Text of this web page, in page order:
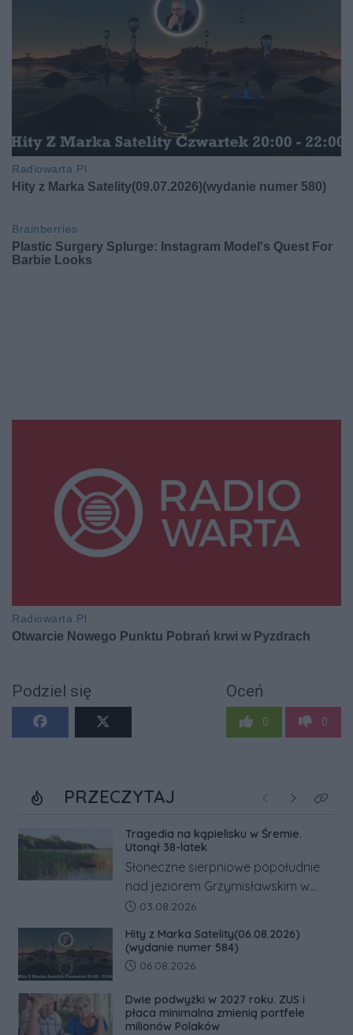
Podziel się Oceń
0 0
PRZECZYTAJ Poprzednie
NastępneKliknij
Tragedia na kąpielisku w Śremie.
Utonął 38-latek
Słoneczne sierpniowe popołudnie
nad jeziorem Grzymisławskim w
powiecie śremskim zakończyło się
odwrócić nawet natychmiastowe
działania służb ratunkowych.
Data dodania artykułu:
03.08.2026
Hity z Marka Satelity(06.08.2026)
(wydanie numer 584)
Data dodania artykułu:
06.08.2026
Dwie podwyżki w 2027 roku. ZUS i
płaca minimalna zmienią portfele
milionów Polaków